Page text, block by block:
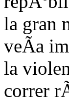
la gran
veÃ­a
la
correr